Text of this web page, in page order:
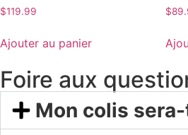
$119.99
Ajouter au panier
$
Foire aux
Mon colis